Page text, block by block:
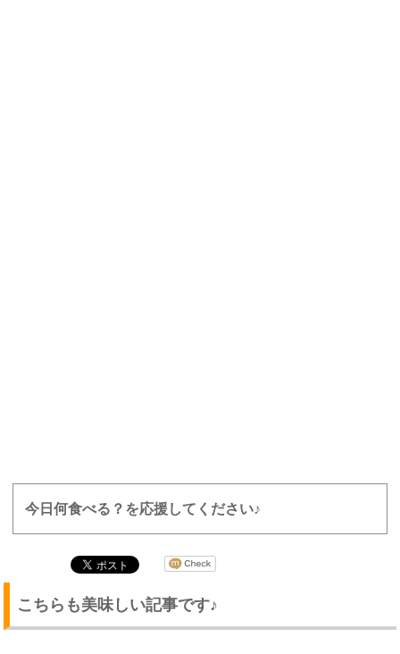
今日何食べる？を応援してください♪
こちらも美味しい記事です♪